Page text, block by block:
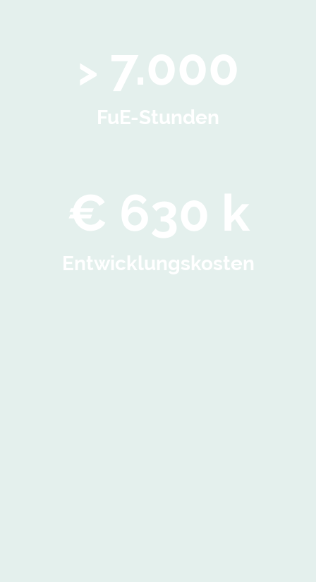
> 7.000
FuE-Stunden
€ 630 k
Entwicklungskosten